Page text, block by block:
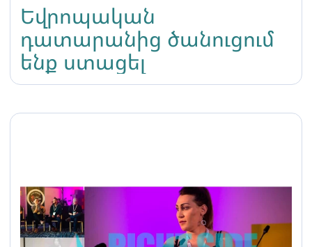
Եվրոպական
դատարանից ծանուցում
ենք ստացել